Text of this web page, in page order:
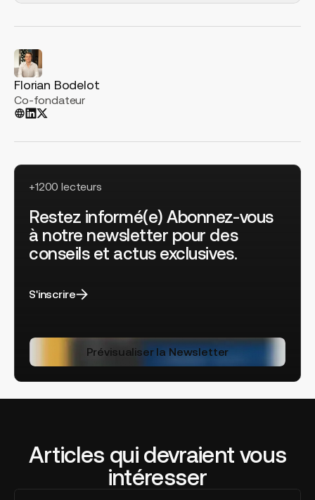
Florian Bodelot
Co-fondateur
+1200 lecteurs
Restez informé(e) Abonnez-vous
à notre newsletter pour des
conseils et actus exclusives.
S'inscrire
Prévisualiser la Newsletter
Articles qui devraient vous
intéresser